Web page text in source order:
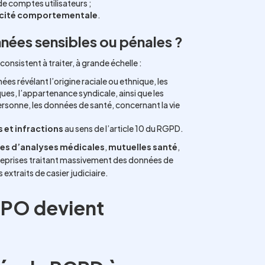
comptes utilisateurs ;
comportementale.
sensibles ou pénales ?
à traiter, à grande échelle :
révélant l’origine raciale ou ethnique, les
l’appartenance syndicale, ainsi que les
les données de santé, concernant la vie
et infractionsau sens de l’article 10 du RGPD.
d’analyses médicales, mutuelles santé,
traitant massivement des données de
de casier judiciaire.
devient